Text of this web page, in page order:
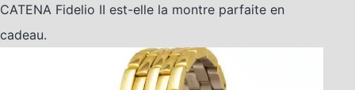
CATENA Fidelio II est-elle la montre parfaite en
cadeau.